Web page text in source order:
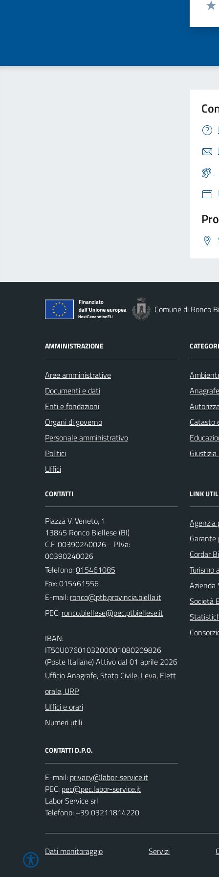
Comune di Ronco
AMMINISTRAZIONE
Aree amministrative
Documenti e dati
Enti e fondazioni
Organi di governo
Personale amministrativo
Politici
Uffici
Catasto
CONTATTI
Piazza V. Veneto, 1
13845 Ronco Biellese (BI)
C.F. 00390240026 - P.Iva:
00390240026
Telefono:015461085
Fax: 015461556
E-mail:
PEC:
IBAN:
IT50U0760103200001080209826
(Poste Italiane) Attivo dal 01 aprile 2026
Ufficio Anagrafe, Stato Civile, Leva, Elett
orale, URP
Uffici e orari
Numeri utili
CONTATTI D.P.O.
E-mail:
PEC:
Labor Service srl
Telefono: +39 03211814220
LINK
Agenzia
Garante
Cordar
Turismo
Azienda
Società
Dati monitoraggio Servizi